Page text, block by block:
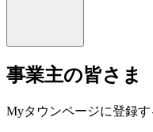
事業主の皆さま
Myタウンページに登録す